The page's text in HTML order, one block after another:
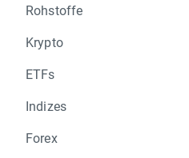
Rohstoffe
Krypto
ETFs
Indizes
Forex